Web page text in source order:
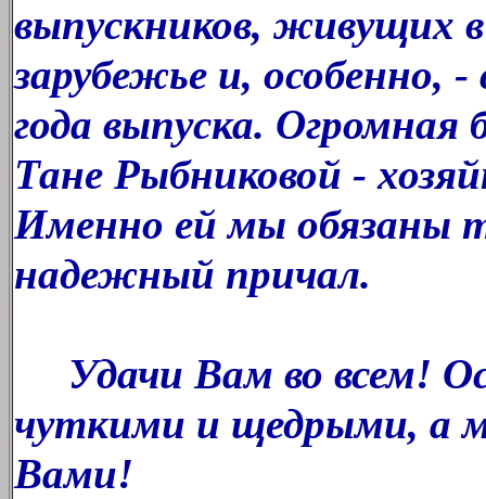
выпускников, живущих
зарубежье и, особенно,
года выпуска. Огромная
Тане Рыбниковой -
Именно ей мы обязаны
надежный причал.
Удачи Вам во всем!
чуткими и щедрыми, а
Вами!